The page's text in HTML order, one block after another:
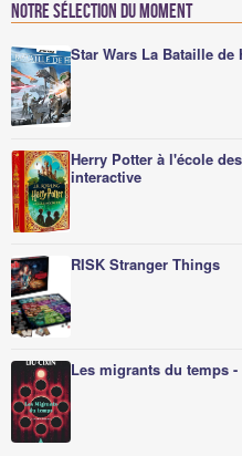
Notre sélection du moment
Star Wars La Bataille de
Herry Potter à l'école
interactive
RISK Stranger Things
Les migrants du temps